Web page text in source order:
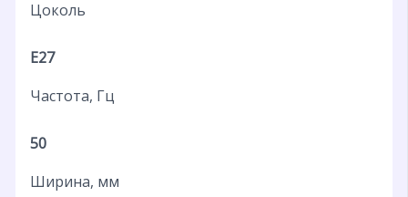
Цоколь
E27
Частота, Гц
50
Ширина, мм